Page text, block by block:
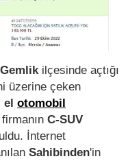
Gemlik ilçesinde açtığı
üzerine çeken
el otomobil
C-SUV
İnternet
Sahibinden'in